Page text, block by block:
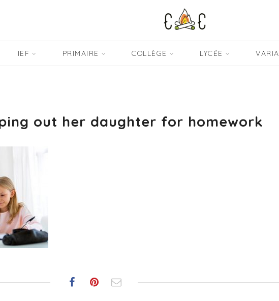
IEF PRIMAIRE COLLÈGE LYCÉE VARIA
out her daughter for homework